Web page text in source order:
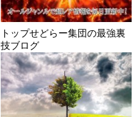
トップせどらー集団の最強裏
技ブログ